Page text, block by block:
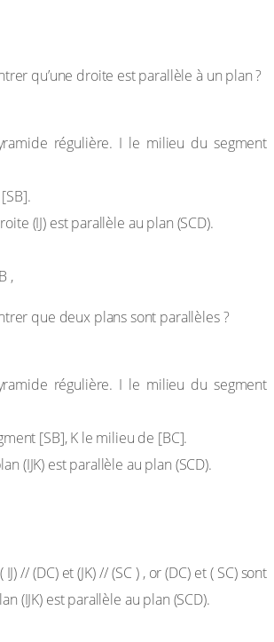
qu’une droite est parallèle à un plan ?
régulière. I le milieu du segment
(IJ) est parallèle au plan (SCD).
,
que deux plans sont parallèles ?
régulière. I le milieu du segment
[SB], K le milieu de [BC].
(IJK) est parallèle au plan (SCD).
// (DC) et (JK) // (SC ) , or (DC) et ( SC) sont
(IJK) est parallèle au plan (SCD).